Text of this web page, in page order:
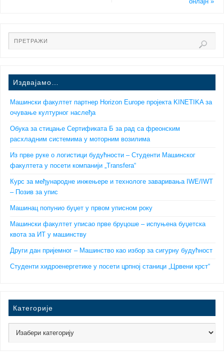
Издвајамо…
Машински факултет партнер Horizon Europe пројекта KINETIKA за
очување културног наслеђа
Обука за стицање Сертификата Б за рад са фреонским
расхладним системима у моторним возилима
Из прве руке о логистици будућности – Студенти Машинског
факултета у посети компанији „Transfera“
Курс за међународне инжењере и технологе заваривања IWE/IWT
– Позив за упис
Машинац попунио буџет у првом уписном року
Машински факултет уписао прве бруцоше – испуњена буџетска
квота за ИТ у машинству
Други дан пријемног – Машинство као избор за сигурну будућност
Студенти хидроенергетике у посети црпној станици „Црвени крст“
Категорије